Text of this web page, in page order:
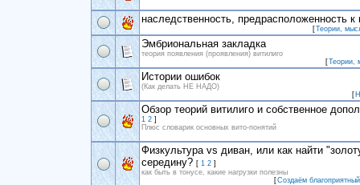
наследственность, предрасположенность к
[Теории,
Эмбриональная закладка
теория появления (проявления) витилиго
[Теории,
Истории ошибок
(Как делать НЕ НАДО)
[
Обзор теорий витилиго и собственное
1 2 ]
Плюс словарик основных вито-понятий
Физкультура vs диван, или как найти
середину? [ 1 2 ]
как быть в тонусе, какие нагрузки полезны
[Создаём